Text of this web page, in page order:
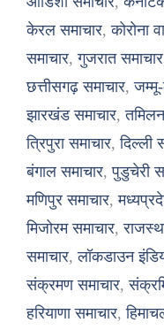
केरल समाचार,कोरोना
समाचार,गुजरात समाचार
छत्तीसगढ़ समाचार,
झारखंड समाचार,
त्रिपुरा समाचार,दिल्ली
बंगाल समाचार,पुडुचेरी
मणिपुर समाचार,
मिजोरम समाचार,
समाचार,लॉकडाउन
संक्रमण समाचार,
हरियाणा समाचार,